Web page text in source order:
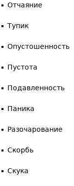
Отчаяние
Тупик
Опустошенность
Пустота
Подавленность
Паника
Разочарование
Скорбь
Скука